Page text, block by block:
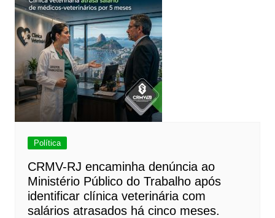
Política
CRMV-RJ encaminha denúncia ao
Ministério Público do Trabalho após
identificar clínica veterinária com
salários atrasados há cinco meses.